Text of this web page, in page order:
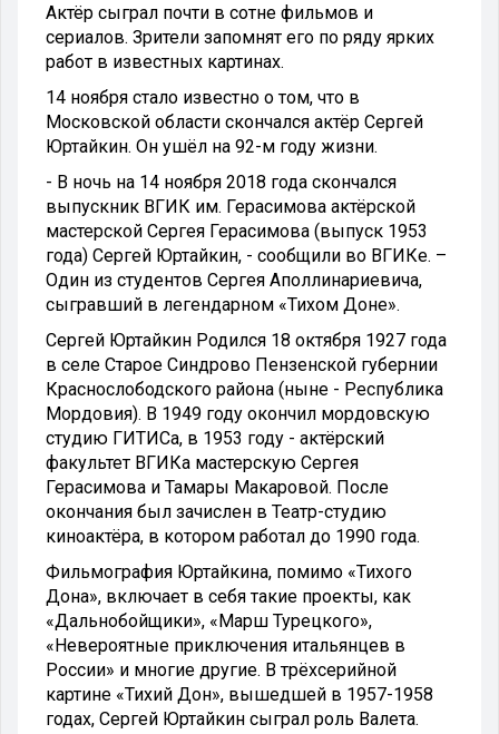
Актёр сыграл почти в сотне фильмов и
сериалов. Зрители запомнят его по ряду ярких
работ в известных картинах.
14 ноября стало известно о том, что в
Московской области скончался актёр Сергей
Юртайкин. Он ушёл на 92-м году жизни.
- В ночь на 14 ноября 2018 года скончался
выпускник ВГИК им. Герасимова актёрской
мастерской Сергея Герасимова (выпуск 1953
года) Сергей Юртайкин, - сообщили во ВГИКе. –
Один из студентов Сергея Аполлинариевича,
сыгравший в легендарном «Тихом Доне».
Сергей Юртайкин Родился 18 октября 1927 года
в селе Старое Синдрово Пензенской губернии
Краснослободского района (ныне - Республика
Мордовия). В 1949 году окончил мордовскую
студию ГИТИСа, в 1953 году - актёрский
факультет ВГИКа мастерскую Сергея
Герасимова и Тамары Макаровой. После
окончания был зачислен в Театр-студию
киноактёра, в котором работал до 1990 года.
Фильмография Юртайкина, помимо «Тихого
Дона», включает в себя такие проекты, как
«Дальнобойщики», «Марш Турецкого»,
«Невероятные приключения итальянцев в
России» и многие другие. В трёхсерийной
картине «Тихий Дон», вышедшей в 1957-1958
годах, Сергей Юртайкин сыграл роль Валета.